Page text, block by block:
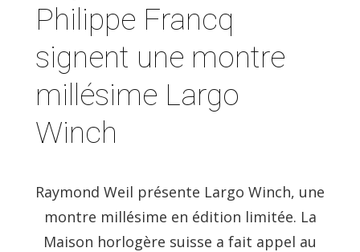
Philippe Francq
signent une montre
millésime Largo
Winch
Raymond Weil présente Largo Winch, une
montre millésime en édition limitée. La
Maison horlogère suisse a fait appel au